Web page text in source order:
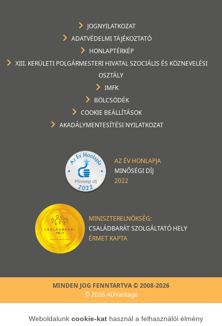
JOGNYILATKOZAT
ADATVÉDELMI TÁJÉKOZTATÓ
HONLAPTÉRKÉP
XIII. KERÜLETI POLGÁRMESTERI HIVATAL SZOCIÁLIS ÉS KÖZNEVELÉSI
OSZTÁLY
IMFK
BÖLCSÖDÉK
COOKIE BEÁLLÍTÁSOK
AKADÁLYMENTESÍTÉSI NYILATKOZAT
AZ ÉV HONLAPJA
MINŐSÉGI DÍJ
2022
MINISZTERELNÖKSÉG:
CSALÁDBARÁT SZOLGÁLTATÓ HELY
ÉRMET KAPTA
MINDEN JOG FENNTARTVA © 2008-2026
© 2026 ADVantage
Weboldalunk cookie-kat használ a felhasználói élmény